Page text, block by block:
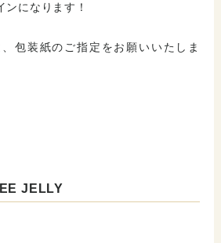
になります！
包装紙のご指定をお願いいたしま
JELLY